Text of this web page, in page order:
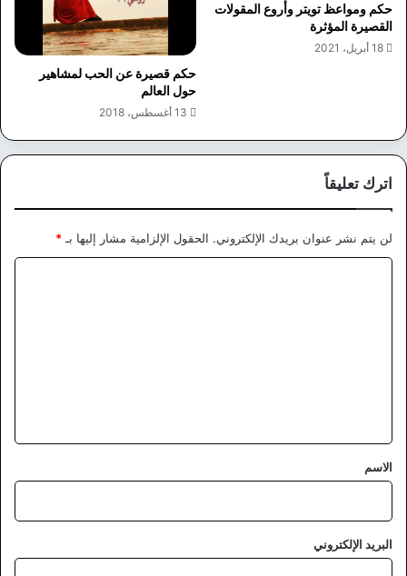
حكم ومواعظ تويتر وأروع المقولات
القصيرة المؤثرة
18 أبريل، 2021
حكم قصيرة عن الحب لمشاهير
حول العالم
13 أغسطس، 2018
اترك تعليقاً
لن يتم نشر عنوان بريدك الإلكتروني. الحقول الإلزامية مشار إليها بـ *
*
الاسم
البريد الإلكتروني